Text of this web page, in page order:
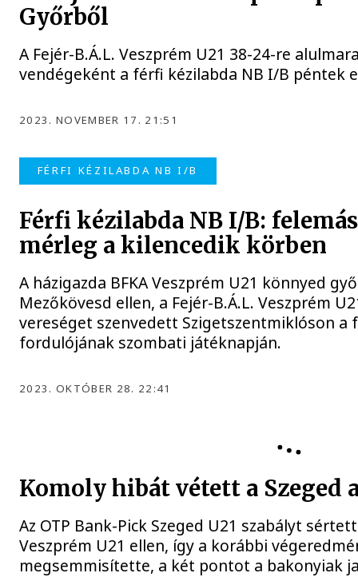
Győrből
A Fejér-B.Á.L. Veszprém U21 38-24-re
vendégeként a férfi kézilabda NB I/B péntek
2023. NOVEMBER 17. 21:51
FÉRFI KÉZILABDA NB I/B
Férfi kézilabda NB I/B:
mérleg a kilencedik körben
A házigazda BFKA Veszprém U21 könnyed
Mezőkövesd ellen, a Fejér-B.Á.L. Veszprém
vereséget szenvedett Szigetszentmiklóson a
fordulójának szombati játéknapján.
2023. OKTÓBER 28. 22:41
Komoly hibát vétett a Szeged
Az OTP Bank-Pick Szeged U21 szabályt
Veszprém U21 ellen, így a korábbi
megsemmisítette, a két pontot a bakonyiak